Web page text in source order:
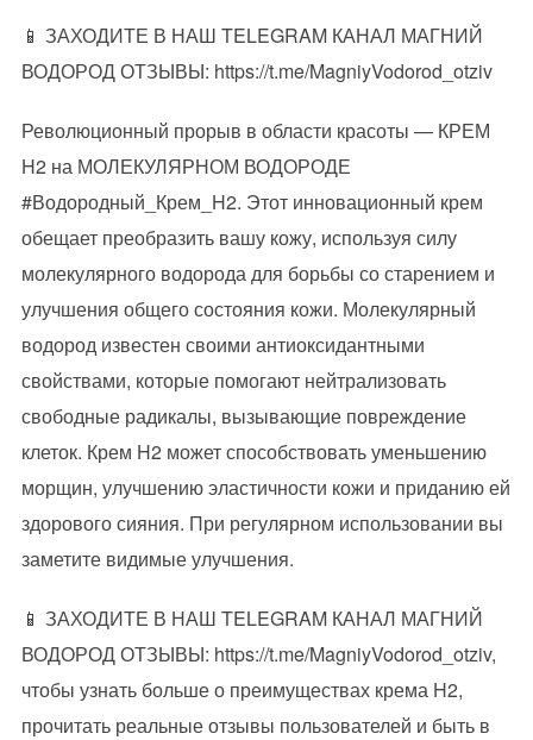
📱 ЗАХОДИТЕ В НАШ TELEGRAM КАНАЛ МАГНИЙ
ВОДОРОД ОТЗЫВЫ: https://t.me/MagniyVodorod_otziv
Революционный прорыв в области красоты — КРЕМ
H2 на МОЛЕКУЛЯРНОМ ВОДОРОДЕ
#Водородный_Крем_H2. Этот инновационный крем
обещает преобразить вашу кожу, используя силу
молекулярного водорода для борьбы со старением и
улучшения общего состояния кожи. Молекулярный
водород известен своими антиоксидантными
свойствами, которые помогают нейтрализовать
свободные радикалы, вызывающие повреждение
клеток. Крем H2 может способствовать уменьшению
морщин, улучшению эластичности кожи и приданию ей
здорового сияния. При регулярном использовании вы
заметите видимые улучшения.
📱 ЗАХОДИТЕ В НАШ TELEGRAM КАНАЛ МАГНИЙ
ВОДОРОД ОТЗЫВЫ: https://t.me/MagniyVodorod_otziv,
чтобы узнать больше о преимуществах крема H2,
прочитать реальные отзывы пользователей и быть в